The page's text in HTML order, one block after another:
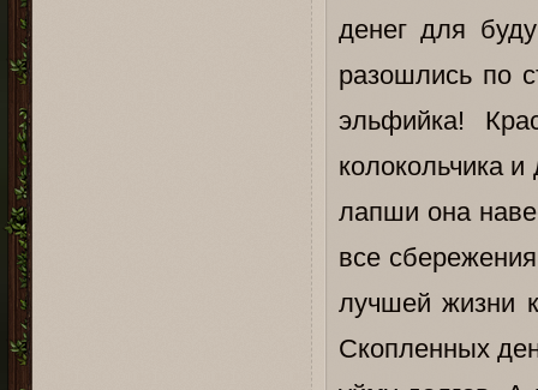
денег для
разошлись по
эльфийка!
колокольчика
лапши она
все
лучшей жизни
Скопленных